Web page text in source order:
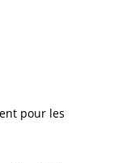
pour les